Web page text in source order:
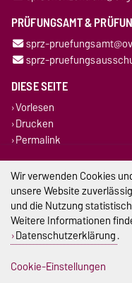
PRÜFUNGSAMT &
sprz-
sprz-
DIESE SEITE
Vorlesen
Drucken
Permalink
Wir verwenden Cookies
unsere Website
und die Nutzung
Weitere Informationen
Datenschutzerklärung.
Cookie-Einstellungen